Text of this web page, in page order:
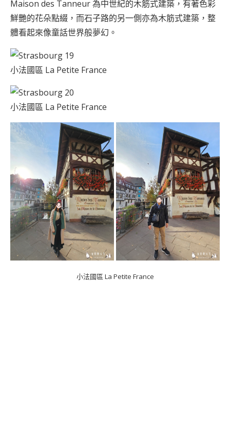
Maison des Tanneur 為中世紀的木筋式建築，有著色彩
鮮艷的花朵點綴，而石子路的另一側亦為木筋式建築，整
體看起來像童話世界般夢幻。
小法國區 La Petite France
小法國區 La Petite France
小法國區 La Petite France